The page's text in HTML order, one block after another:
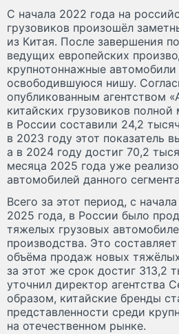
С начала 2022 года на
грузовиков произошёл
из Китая. После завершения
ведущих европейских
крупнотоннажные
освободившуюся нишу.
опубликованным агентством
китайских грузовиков
в России составили 24,2
в 2023 году этот показатель
а в 2024 году достиг 70,2
месяца 2025 года уже
автомобилей данного
Всего за этот период, с
2025 года, в России было
тяжелых грузовых
производства. Это
объёма продаж новых
за этот же срок достиг 313,2
уточнил директор агентства
образом, китайские бренды
представленности среди
на отечественном рынке.